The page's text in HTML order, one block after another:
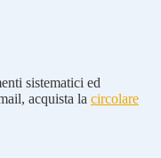
sistematici ed
acquista la circolare